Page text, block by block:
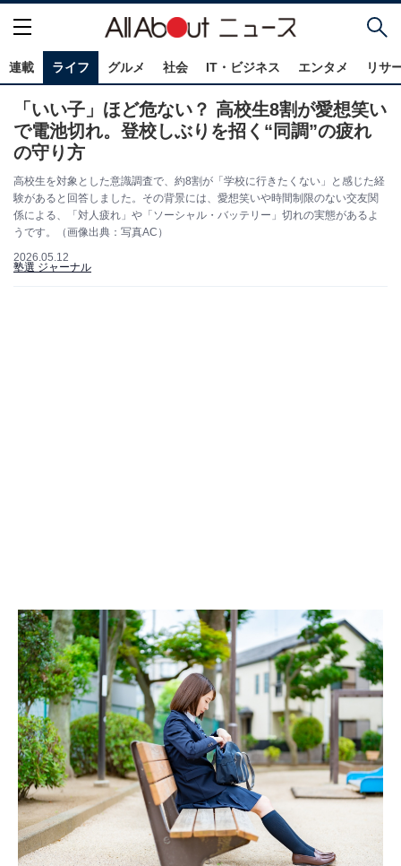
連載 ライフ グルメ 社会 IT・ビジネス エンタメ リサ
「いい子」ほど危ない？ 高校生8割が愛想笑い
で電池切れ。登校しぶりを招く“同調”の疲れ
の守り方
高校生を対象とした意識調査で、約8割が「学校に行きたくない」と感じた経
験があると回答しました。その背景には、愛想笑いや時間制限のない交友関
係による、「対人疲れ」や「ソーシャル・バッテリー」切れの実態があるよ
うです。（画像出典：写真AC）
2026.05.12
塾選 ジャーナル